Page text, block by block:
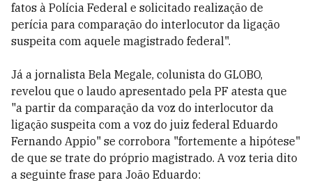
fatos à Polícia Federal e solicitado realização de
perícia para comparação do interlocutor da ligação
suspeita com aquele magistrado federal".
Já a jornalista Bela Megale, colunista do GLOBO,
revelou que o laudo apresentado pela PF atesta que
"a partir da comparação da voz do interlocutor da
ligação suspeita com a voz do juiz federal Eduardo
Fernando Appio" se corrobora "fortemente a hipótese"
de que se trate do próprio magistrado. A voz teria dito
a seguinte frase para João Eduardo: